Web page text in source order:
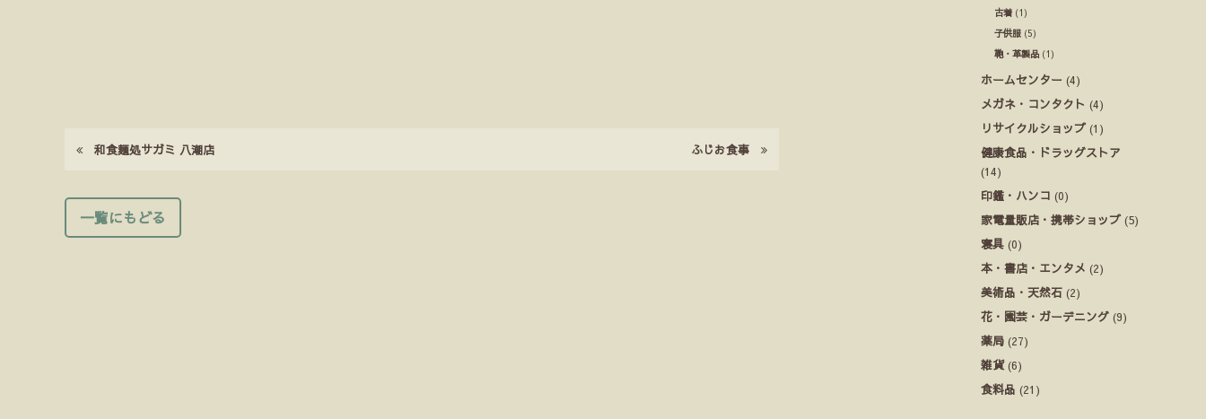
和食麺処サガミ 八潮店 ふじお食事
一覧にもどる
古着 (1)
子供服 (5)
鞄・革製品 (1)
ホームセンター (4)
メガネ・コンタクト (4)
リサイクルショップ (1)
健康食品・ドラッグストア
(14)
印鑑・ハンコ (0)
家電量販店・携帯ショップ (5)
寝具 (0)
本・書店・エンタメ (2)
美術品・天然石 (2)
花・園芸・ガーデニング (9)
薬局 (27)
雑貨(6)
食料品 (21)